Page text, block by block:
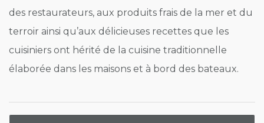
des restaurateurs, aux produits frais de la mer et du
terroir ainsi qu’aux délicieuses recettes que les
cuisiniers ont hérité de la cuisine traditionnelle
élaborée dans les maisons et à bord des bateaux.